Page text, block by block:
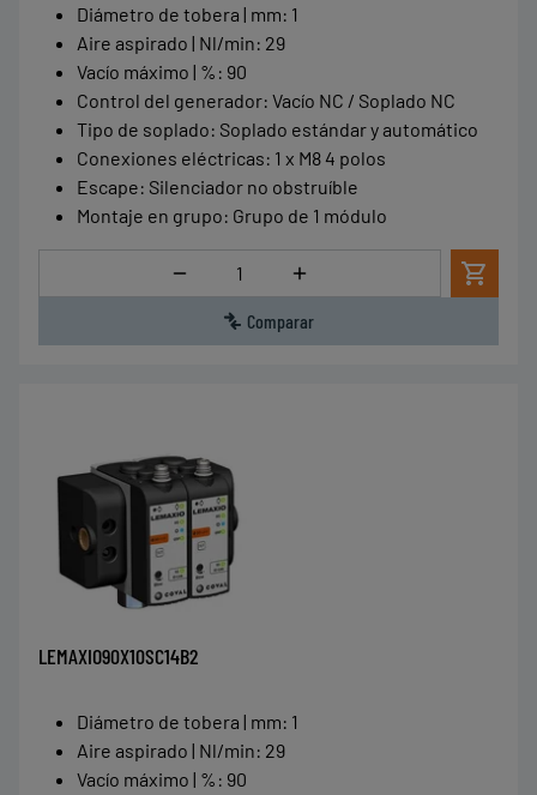
Diámetro de tobera | mm: 1
Aire aspirado | Nl/min: 29
Vacío máximo | % : 90
Control del generador: Vacío NC / Soplado NC
Tipo de soplado: Soplado estándar y automático
Conexiones eléctricas: 1 x M8 4 polos
Escape: Silenciador no obstruíble
Montaje en grupo: Grupo de 1 módulo
Cantidad
Comparar
LEMAXIO90X10SC14B2
Diámetro de tobera | mm: 1
Aire aspirado | Nl/min: 29
Vacío máximo | % : 90